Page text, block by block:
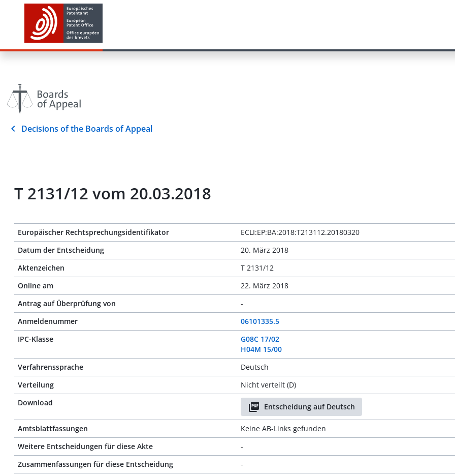
Decisions of the Boards of Appeal
T 2131/12 vom 20.03.2018
Europäischer Rechtsprechungsidentifikator
ECLI:EP:BA:2018:T213112.20180320
Datum der Entscheidung
20. März 2018
Aktenzeichen
T 2131/12
Online am
22. März 2018
Antrag auf Überprüfung von
-
Anmeldenummer
06101335.5
IPC-Klasse
G08C 17/02
H04M 15/00
Verfahrenssprache
Deutsch
Verteilung
Nicht verteilt (D)
Download
Entscheidung auf Deutsch
Amtsblattfassungen
Keine AB-Links gefunden
Weitere Entscheidungen für diese Akte
-
Zusammenfassungen für diese Entscheidung
-